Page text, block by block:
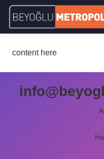
content here